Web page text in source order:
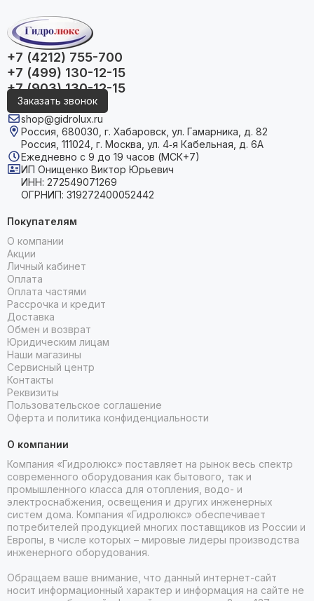
+7 (4212) 755-700
+7 (499) 130-12-15
+7 (903) 130-12-15
Заказать звонок
shop@gidrolux.ru
Россия, 680030, г. Хабаровск, ул. Гамарника, д. 82
Россия, 111024, г. Москва, ул. 4‑я Кабельная, д. 6А
Ежедневно с 9 до 19 часов (МСК+7)
ИП Онищенко Виктор Юрьевич
ИНН: 272549071269
ОГРНИП: 319272400052442
Покупателям
О компании
Акции
Личный кабинет
Оплата
Оплата частями
Рассрочка и кредит
Доставка
Обмен и возврат
Юридическим лицам
Наши магазины
Сервисный центр
Контакты
Реквизиты
Пользовательское соглашение
Оферта и политика конфиденциальности
О компании
Компания «Гидролюкс» поставляет на рынок весь спектр
современного оборудования как бытового, так и
промышленного класса для отопления, водо- и
электроснабжения, освещения и других инженерных
систем дома. Компания «Гидролюкс» обеспечивает
потребителей продукцией многих поставщиков из России и
Европы, в числе которых – мировые лидеры производства
инженерного оборудования.
Обращаем ваше внимание, что данный интернет-сайт
носит информационный характер и информация на сайте не